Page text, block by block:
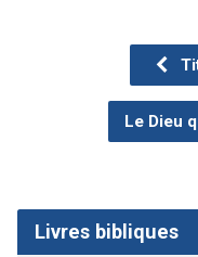
Le Dieu
Livres bibliques